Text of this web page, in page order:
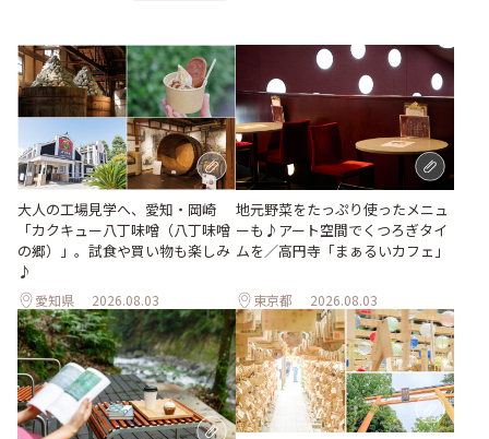
大人の工場見学へ、愛知・岡崎
「カクキュー八丁味噌（八丁味噌
の郷）」。試食や買い物も楽しみ
♪
愛知県 2026.08.03
地元野菜をたっぷり使ったメニュ
ーも♪アート空間でくつろぎタイ
ムを／高円寺「まぁるいカフェ」
東京都 2026.08.03